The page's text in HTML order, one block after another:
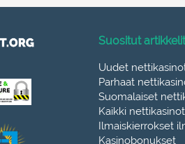
Suositut artikkelit
Uudet
Parhaat
Suomalaiset
Kaikki nettikasinot
Ilmaiskierrokset
Kasinobonukset